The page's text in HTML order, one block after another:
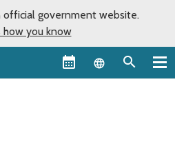
official government website.
how you know
Language